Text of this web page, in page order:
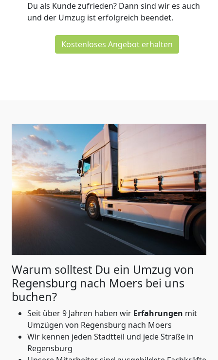
Du als Kunde zufrieden? Dann sind wir es auch
und der Umzug ist erfolgreich beendet.
Kostenloses Angebot erhalten
Warum solltest Du ein Umzug von
Regensburg nach Moers bei uns
buchen?
Seit über 9 Jahren haben wir Erfahrungen mit
Umzügen von Regensburg nach Moers
Wir kennen jeden Stadtteil und jede Straße in
Regensburg